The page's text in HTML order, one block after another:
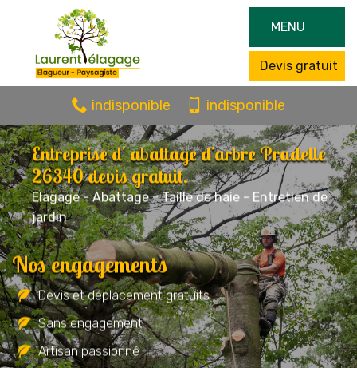
MENU
Devis gratuit
indisponible indisponible
Entreprise d' abattage d'arbre Pradelle
26340 devis gratuit.
Elagage - Abattage - Taille de haie - Entretien de
jardin
Nos engagements
Devis et déplacement gratuits
Sans engagement
Artisan passionné